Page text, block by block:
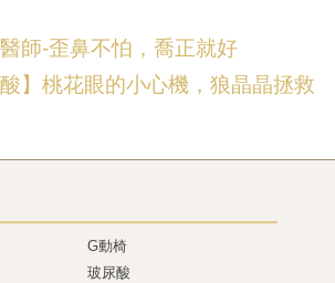
師-歪鼻不怕，喬正就好
酸】桃花眼的小心機，狼晶晶拯救
G動椅
玻尿酸